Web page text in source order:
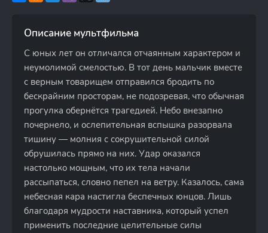
Описание мультфильма
С юных лет он отличался отчаянным характером и
неумолимой смелостью. В тот день мальчик вместе
с верным товарищем отправился бродить по
бескрайним просторам, не подозревая, что обычная
прогулка обернётся трагедией. Небо внезапно
почернело, и ослепительная вспышка разорвала
тишину — молния с сокрушительной силой
обрушилась прямо на них. Удар оказался
настолько мощным, что их тела начали
рассыпаться, словно пепел на ветру. Казалось, сама
небесная кара настигла беспечных юнцов. Лишь
благодаря мудрости наставника, который успел
применить последние целительные силы